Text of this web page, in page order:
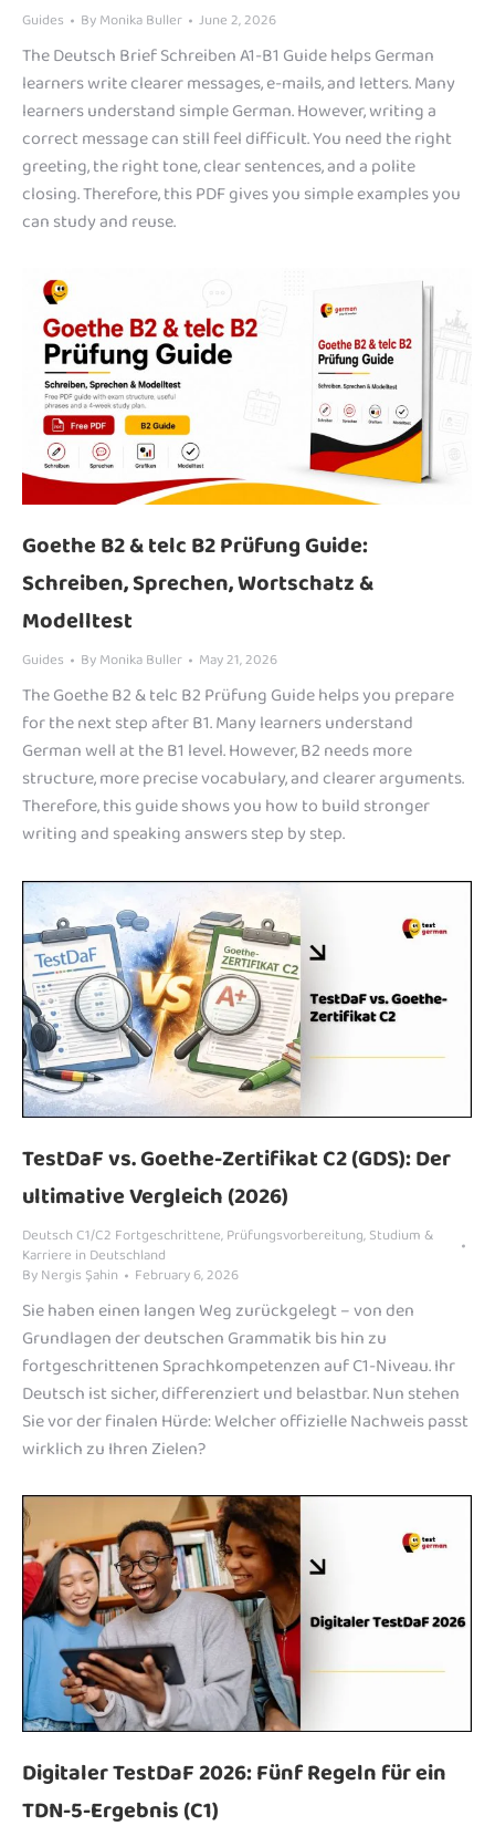
Guides ByMonika Buller June 2, 2026
The Deutsch Brief Schreiben A1-B1 Guide helps German
learners write clearer messages, e-mails, and letters. Many
learners understand simple German. However, writing a
correct message can still feel difficult. You need the right
greeting, the right tone, clear sentences, and a polite
closing. Therefore, this PDF gives you simple examples you
can study and reuse.
Goethe B2 & telc B2 Prüfung Guide:
Schreiben, Sprechen, Wortschatz &
Modelltest
Guides ByMonika Buller May 21, 2026
The Goethe B2 & telc B2 Prüfung Guide helps you prepare
for the next step after B1. Many learners understand
German well at the B1 level. However, B2 needs more
structure, more precise vocabulary, and clearer arguments.
Therefore, this guide shows you how to build stronger
writing and speaking answers step by step.
TestDaF vs. Goethe-Zertifikat C2 (GDS): Der
ultimative Vergleich (2026)
Deutsch C1/C2 Fortgeschrittene,Prüfungsvorbereitung,Studium &
Karriere in Deutschland
ByNergis Şahin February 6, 2026
Sie haben einen langen Weg zurückgelegt – von den
Grundlagen der deutschen Grammatik bis hin zu
fortgeschrittenen Sprachkompetenzen auf C1-Niveau. Ihr
Deutsch ist sicher, differenziert und belastbar. Nun stehen
Sie vor der finalen Hürde: Welcher offizielle Nachweis passt
wirklich zu Ihren Zielen?
Digitaler TestDaF 2026: Fünf Regeln für ein
TDN-5-Ergebnis (C1)